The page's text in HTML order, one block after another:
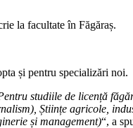
la facultate în Făgăraș.
și pentru specializări noi.
studiile de licență
Științe agricole,
și management)“, a